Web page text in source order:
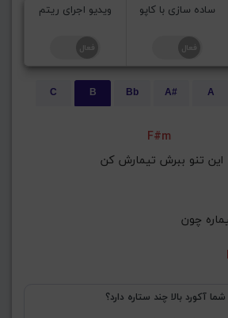
ساده سازی با کاپو ویدیو اجرای ریتم
A
A#
Bb
B
C
F#m
این تنو ببرش تیمارش کن
چون
شما آکورد بالا چند ستاره دارد؟